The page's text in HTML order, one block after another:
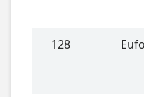
128